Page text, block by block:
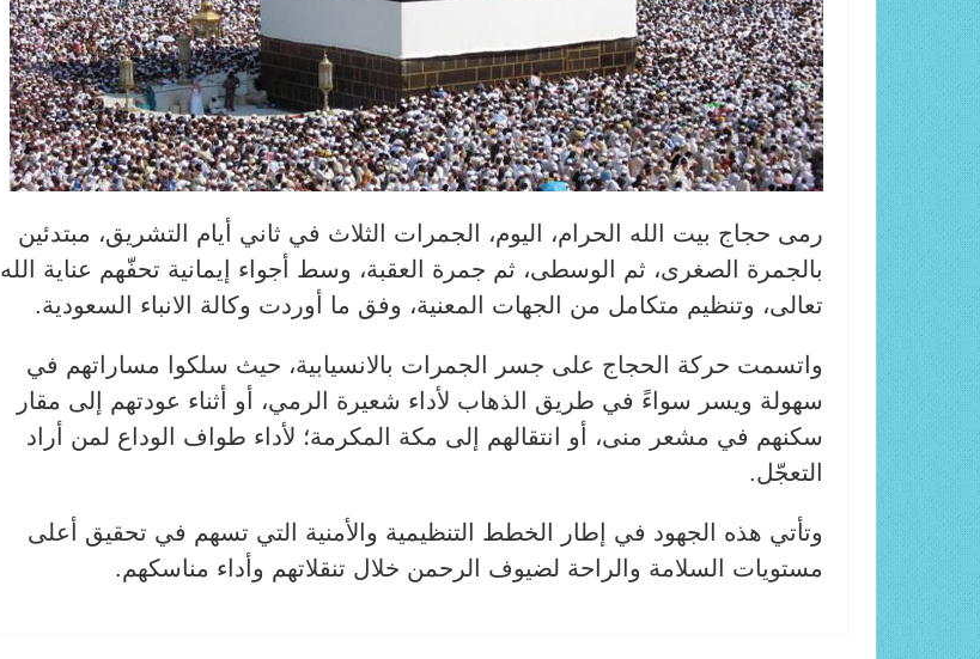
رمى حجاج بيت الله الحرام، اليوم، الجمرات الثلاث في ثاني أيام التشريق، مبتدئين
بالجمرة الصغرى، ثم الوسطى، ثم جمرة العقبة، وسط أجواء إيمانية تحفّهم عناية الله
تعالى، وتنظيم متكامل من الجهات المعنية، وفق ما أوردت وكالة الانباء السعودية.
واتسمت حركة الحجاج على جسر الجمرات بالانسيابية، حيث سلكوا مساراتهم في
سهولة ويسر سواءً في طريق الذهاب لأداء شعيرة الرمي، أو أثناء عودتهم إلى مقار
سكنهم في مشعر منى، أو انتقالهم إلى مكة المكرمة؛ لأداء طواف الوداع لمن أراد
التعجّل.
وتأتي هذه الجهود في إطار الخطط التنظيمية والأمنية التي تسهم في تحقيق أعلى
مستويات السلامة والراحة لضيوف الرحمن خلال تنقلاتهم وأداء مناسكهم.